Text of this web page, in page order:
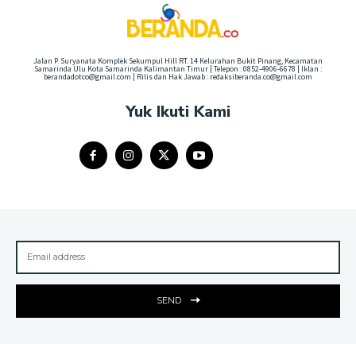
Jalan P. Suryanata Komplek Sekumpul Hill RT. 14 Kelurahan Bukit Pinang, Kecamatan
Samarinda Ulu Kota Samarinda Kalimantan Timur | Telepon : 0852-4906-6678 | Iklan :
berandadotco@gmail.com | Rilis dan Hak Jawab : redaksiberanda.co@gmail.com
Yuk Ikuti Kami
SEND